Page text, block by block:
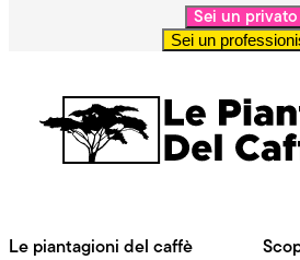
Sei un privato
Sei un
Le piantagioni del caffè